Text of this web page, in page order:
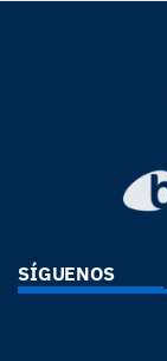
SÍGUENOS